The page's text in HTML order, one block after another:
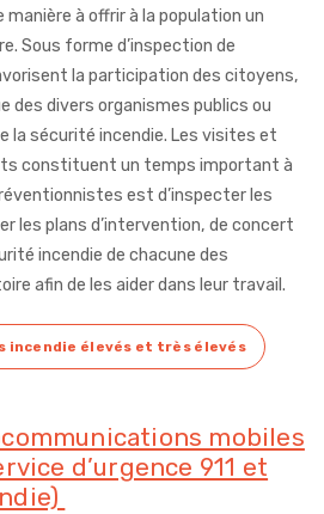
à offrir à la population un
Sous forme d’inspection de
la participation des citoyens,
des divers organismes publics ou
la sécurité incendie. Les visites et
constituent un temps important à
est d’inspecter les
les plans d’intervention, de concert
incendie de chacune des
afin de les aider dans leur travail.
incendie élevés et très élevés
mobiles
d’urgence 911 et